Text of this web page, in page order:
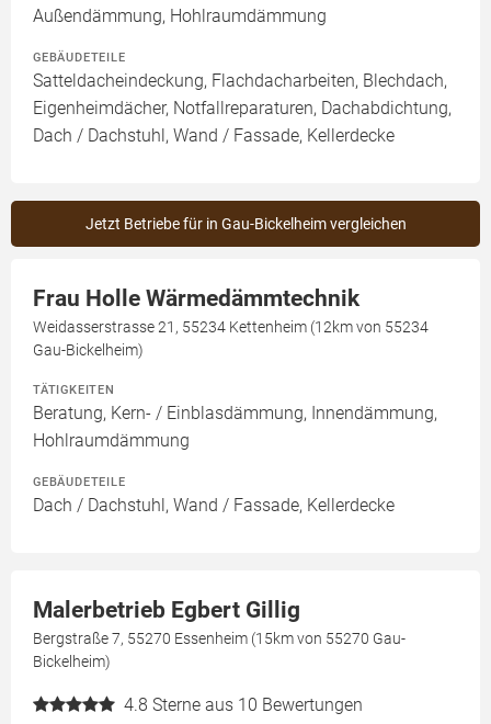
Außendämmung, Hohlraumdämmung
GEBÄUDETEILE
Satteldacheindeckung, Flachdacharbeiten, Blechdach,
Eigenheimdächer, Notfallreparaturen, Dachabdichtung,
Dach / Dachstuhl, Wand / Fassade, Kellerdecke
Jetzt Betriebe für in Gau-Bickelheim vergleichen
Frau Holle Wärmedämmtechnik
Weidasserstrasse 21, 55234 Kettenheim (12km von 55234
Gau-Bickelheim)
TÄTIGKEITEN
Beratung, Kern- / Einblasdämmung, Innendämmung,
Hohlraumdämmung
GEBÄUDETEILE
Dach / Dachstuhl, Wand / Fassade, Kellerdecke
Malerbetrieb Egbert Gillig
Bergstraße 7, 55270 Essenheim (15km von 55270 Gau-
Bickelheim)
4.8 Sterne aus 10 Bewertungen